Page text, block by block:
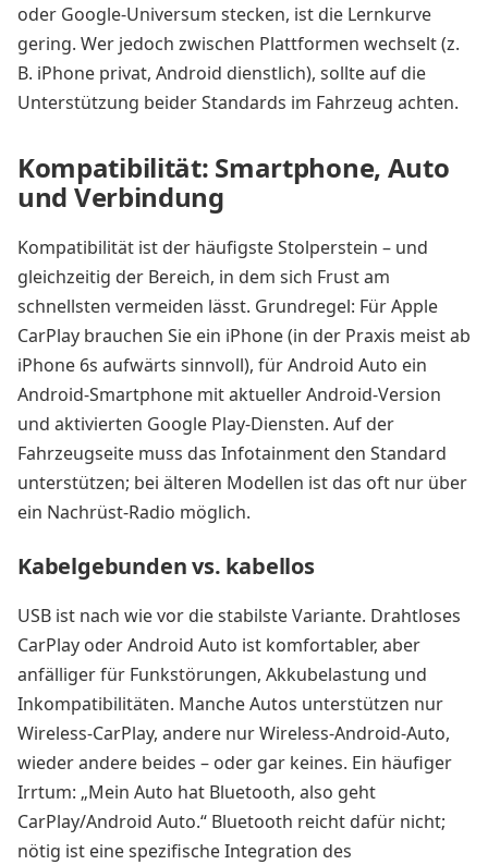
oder Google-Universum stecken, ist die Lernkurve
gering. Wer jedoch zwischen Plattformen wechselt (z.
B. iPhone privat, Android dienstlich), sollte auf die
Unterstützung beider Standards im Fahrzeug achten.
Kompatibilität: Smartphone, Auto
und Verbindung
Kompatibilität ist der häufigste Stolperstein – und
gleichzeitig der Bereich, in dem sich Frust am
schnellsten vermeiden lässt. Grundregel: Für Apple
CarPlay brauchen Sie ein iPhone (in der Praxis meist ab
iPhone 6s aufwärts sinnvoll), für Android Auto ein
Android-Smartphone mit aktueller Android-Version
und aktivierten Google Play-Diensten. Auf der
Fahrzeugseite muss das Infotainment den Standard
unterstützen; bei älteren Modellen ist das oft nur über
ein Nachrüst-Radio möglich.
Kabelgebunden vs. kabellos
USB ist nach wie vor die stabilste Variante. Drahtloses
CarPlay oder Android Auto ist komfortabler, aber
anfälliger für Funkstörungen, Akkubelastung und
Inkompatibilitäten. Manche Autos unterstützen nur
Wireless-CarPlay, andere nur Wireless-Android-Auto,
wieder andere beides – oder gar keines. Ein häufiger
Irrtum: „Mein Auto hat Bluetooth, also geht
CarPlay/Android Auto.“ Bluetooth reicht dafür nicht;
nötig ist eine spezifische Integration des